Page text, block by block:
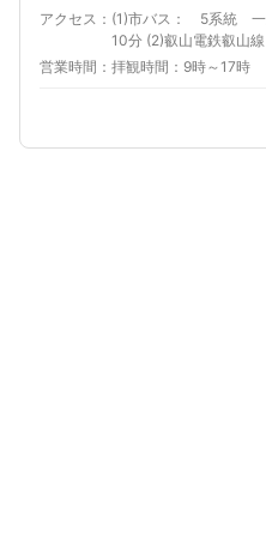
アクセス
(1)市バス： 5系統
10分 (2)叡山電鉄叡山線： 一乗寺下車 徒歩
15分
営業時間 拝観時間：9時～17時